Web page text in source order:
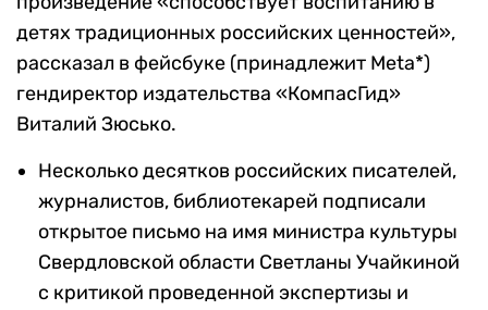
детях традиционных российских ценностей»,
рассказал в фейсбуке (принадлежит Meta*)
гендиректор издательства «КомпасГид»
Виталий Зюсько.
Несколько десятков российских писателей,
журналистов, библиотекарей подписали
открытое письмо на имя министра культуры
Свердловской области Светланы Учайкиной
с критикой проведенной экспертизы и